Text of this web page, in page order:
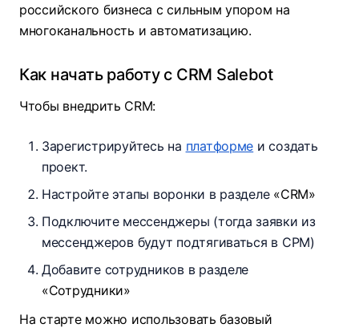
российского бизнеса с сильным упором на
многоканальность и автоматизацию.
Как начать работу с CRM Salebot
Чтобы внедрить CRM:
Зарегистрируйтесь на платформе и создать
проект.
Настройте этапы воронки в разделе «CRM»
Подключите мессенджеры (тогда заявки из
мессенджеров будут подтягиваться в СРМ)
Добавите сотрудников в разделе
«Сотрудники»
На старте можно использовать базовый